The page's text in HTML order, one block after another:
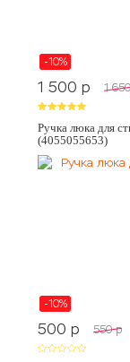
-10%
1 500 p 1 650
Ручка люка для
(4055055653)
-10%
500 p 550 p